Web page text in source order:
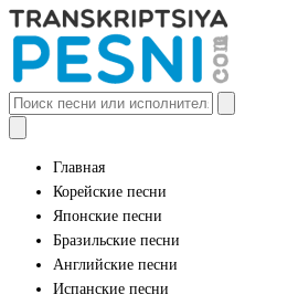
Главная
Корейские песни
Японские песни
Бразильские песни
Английские песни
Испанские песни